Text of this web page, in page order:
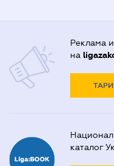
Реклама
на
каталог